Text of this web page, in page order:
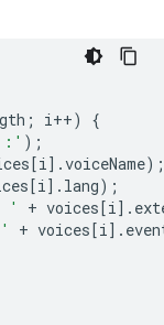
; i++)
{
);
[i].voiceName);
[i]. lang);
' + voices[i].
+ voices[i].